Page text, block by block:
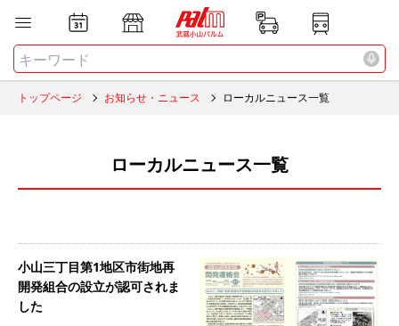
お店 ニュース 全て
トップページ お知らせ・ニュース ローカルニュース一覧
ローカルニュース一覧
小山三丁目第1地区市街地再
開発組合の設立が認可されま
した